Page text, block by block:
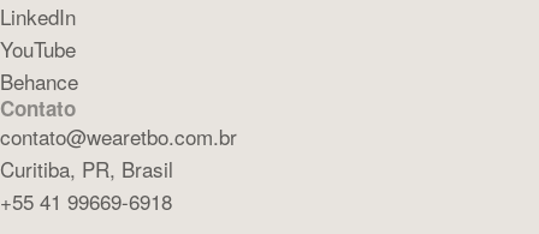
LinkedIn
YouTube
Behance
Contato
contato@wearetbo.com.br
Curitiba, PR, Brasil
+55 41 99669-6918